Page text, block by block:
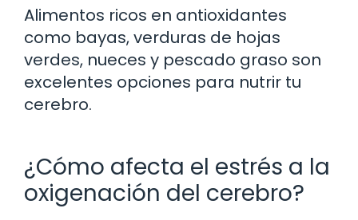
Alimentos ricos en antioxidantes
como bayas, verduras de hojas
verdes, nueces y pescado graso son
excelentes opciones para nutrir tu
cerebro.
¿Cómo afecta el estrés a la
oxigenación del cerebro?